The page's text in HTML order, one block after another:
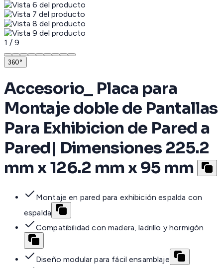
1 / 9
360°
Accesorio_ Placa para
Montaje doble de Pantallas
Para Exhibicion de Pared a
Pared| Dimensiones 225.2
mm x 126.2 mm x 95 mm
Montaje en pared para exhibición espalda con
espalda
Compatibilidad con madera, ladrillo y hormigón
Diseño modular para fácil ensamblaje